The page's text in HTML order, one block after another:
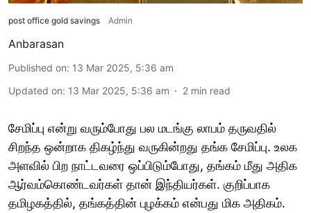
post office gold savings Admin
Anbarasan
Published on: 13 Mar 2025, 5:36 am
Updated on: 13 Mar 2025, 5:36 am 2 min read
சேமிப்பு என்று வரும்போது பல மடங்கு லாபம் தருவதில்
சிறந்த ஒன்றாக திகழ்ந்து வருகின்றது தங்க சேமிப்பு. உலக
அளவில் பிற நாட்டவரை ஒப்பிடும்போது, தங்கம் மீது அதிக
ஆர்வம்கொண்டவர்கள் தான் இந்தியர்கள். குறிப்பாக
தமிழகத்தில், தங்கத்தின் புழக்கம் என்பது மிக அதிகம்.